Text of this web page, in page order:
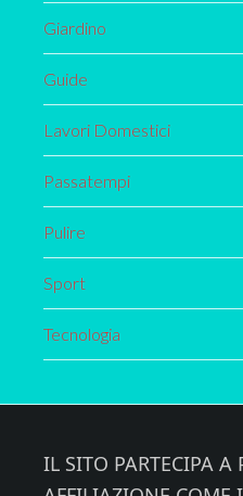
Giardino
Guide
Lavori Domestici
Passatempi
Pulire
Sport
Tecnologia
IL SITO PARTECIPA